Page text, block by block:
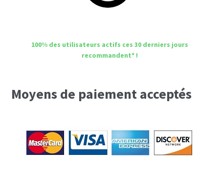
100% des utilisateurs actifs ces 30 derniers jours
recommandent* !
Moyens de paiement acceptés